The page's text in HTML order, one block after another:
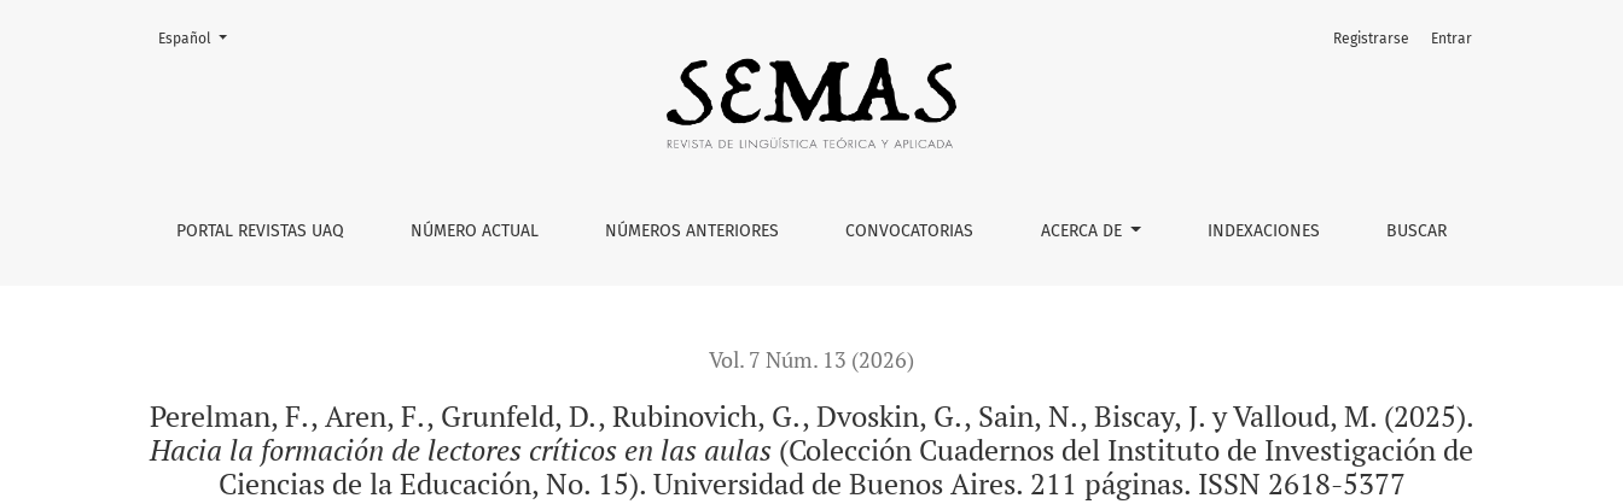
Perelman, F., Aren, F., Grunfeld, D., Rubinovich, G., Dvoskin, G., Sain, N., Biscay, J. y Valloud, M. (2025). <i>Hacia la formación de lectores críticos en las aulas</i>
PORTAL REVISTAS UAQ NÚMERO ACTUAL NÚMEROS ANTERIORES CONVOCATORIAS ACERCA DE INDEXACIONES BUSCAR
Registrarse Entrar
Cambiar el idioma. El actual es:
Español
Vol. 7 Núm. 13 (2026)
Perelman, F., Aren, F., Grunfeld, D., Rubinovich, G., Dvoskin, G., Sain, N., Biscay, J. y Valloud, M. (2025).
Hacia la formación de lectores críticos en las aulas (Colección Cuadernos del Instituto de Investigación de
Ciencias de la Educación, No. 15). Universidad de Buenos Aires. 211 páginas. ISSN 2618-5377